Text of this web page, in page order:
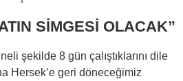
SİMGESİ OLACAK”
şekilde 8 gün çalıştıklarını dile
Hersek’e geri döneceğimiz